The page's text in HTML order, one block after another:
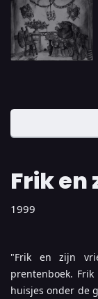
Frik en
1999
"Frik en zijn
prentenboek.
huisjes onder de